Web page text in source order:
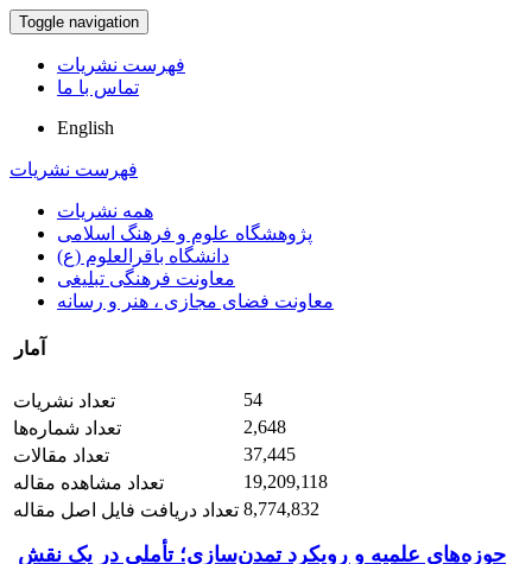
Toggle navigation
فهرست نشریات
تماس با ما
English
فهرست نشریات
همه نشریات
پژوهشگاه علوم و فرهنگ اسلامی
دانشگاه باقرالعلوم (ع)
معاونت فرهنگی تبلیغی
معاونت فضای مجازی ، هنر و رسانه
آمار
تعداد نشریات
54
تعداد شماره‌ها
2,648
تعداد مقالات
37,445
تعداد مشاهده مقاله
19,209,118
تعداد دریافت فایل اصل مقاله 8,774,832
حوزه‌های علمیه و رویکرد تمدن‌سازی؛ تأملی در یک نقش